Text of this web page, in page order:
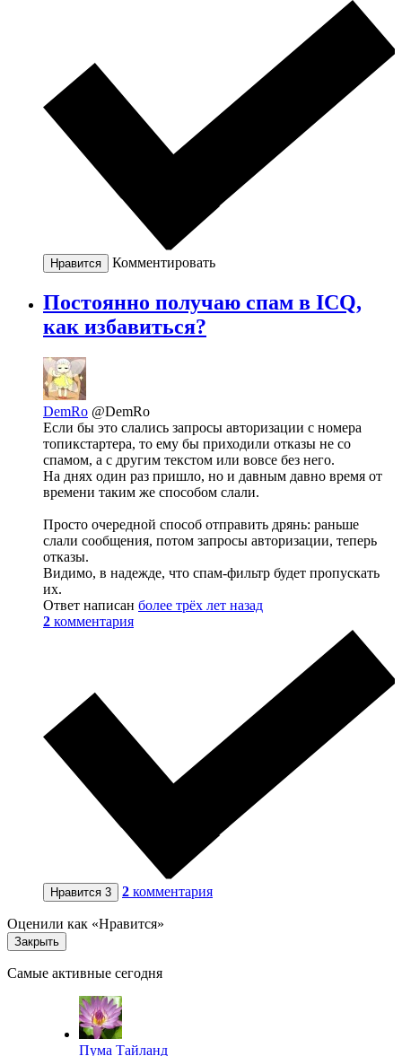
Нравится Комментировать
Постоянно получаю спам в ICQ,
как избавиться?
DemRo @DemRo
Если бы это слались запросы авторизации с номера
топикстартера, то ему бы приходили отказы не со
спамом, а с другим текстом или вовсе без него.
На днях один раз пришло, но и давным давно время от
времени таким же способом слали.
Просто очередной способ отправить дрянь: раньше
слали сообщения, потом запросы авторизации, теперь
отказы.
Видимо, в надежде, что спам-фильтр будет пропускать
их.
Ответ написан более трёх лет назад
2 комментария
Нравится 3 2 комментария
Оценили как «Нравится»
Закрыть
Самые активные сегодня
Пума Тайланд